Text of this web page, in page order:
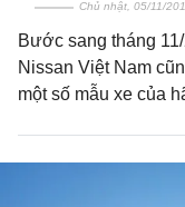
Chủ nhật, 05/11/
Bước sang tháng
Nissan Việt Nam
một số mẫu xe của